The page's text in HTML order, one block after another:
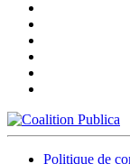
Politique de